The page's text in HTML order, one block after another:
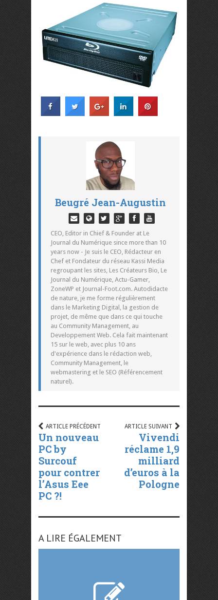
Beugré Jean-Augustin
CEO, Editor in Chief & Founder at Le
Journal du Numérique since more than 10
years now - Je suis le CEO, Rédacteur en
Chef et Fondateur du réseau Kassi Media
regroupant les sites, Les Créateurs Bio, Le
Journal du Numérique, Actu-Gamer,
ZoneWP et Journal-Foot.com. Autodidacte
de nature, je me forme régulièrement
dans le Marketing Digital, la gestion de
projet, de même que dans ce qui touche
au Community Management, au
Developpement Web. Cela fait maintenant
15 sur le web, avec plus 10 ans
d'expérience dans le rédaction web,
Community Management, le
webmastering et le SEO (Référencement
naturel).
ARTICLE PRÉCÉDENT
Un nouveau
PC by
Surcouf
pour contrer
l’Asus Eee
PC ?!
ARTICLE SUIVANT
Vivendi
réclame 1,9
milliard
d’euros à la
Pologne
A LIRE ÉGALEMENT